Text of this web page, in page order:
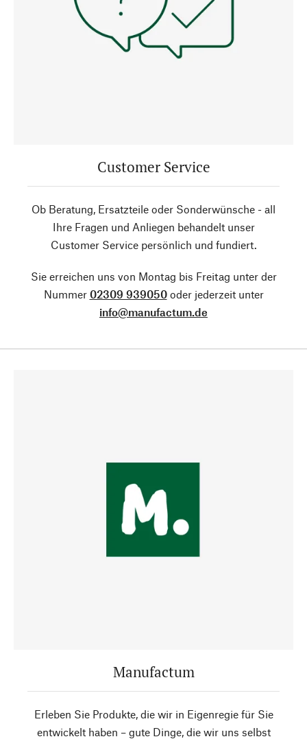
Customer Service
Ob Beratung, Ersatzteile oder Sonderwünsche - all
Ihre Fragen und Anliegen behandelt unser
Customer Service persönlich und fundiert.
Sie erreichen uns von Montag bis Freitag unter der
Nummer 02309 939050oder jederzeit unter
info@manufactum.de
Manufactum
Erleben Sie Produkte, die wir in Eigenregie für Sie
entwickelt haben – gute Dinge, die wir uns selbst